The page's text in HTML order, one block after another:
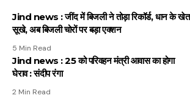
Jind news : जींद में बिजली ने तोड़ा रिकॉर्ड, धान के खेत
सूखे, अब बिजली चोरों पर बड़ा एक्शन
5 Min Read
Jind news : 25 को परिवहन मंत्री आवास का होगा
घेराव : संदीप रंगा
2 Min Read